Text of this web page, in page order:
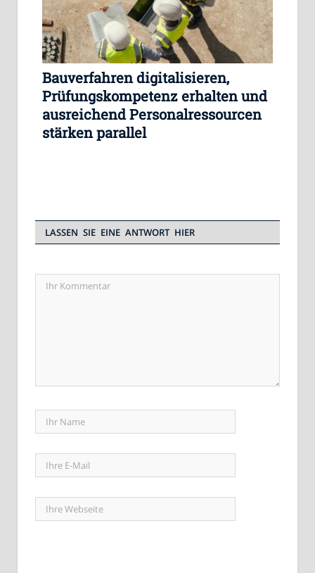
Bauverfahren digitalisieren,
Prüfungskompetenz erhalten und
ausreichend Personalressourcen
stärken parallel
LASSEN SIE EINE ANTWORT HIER